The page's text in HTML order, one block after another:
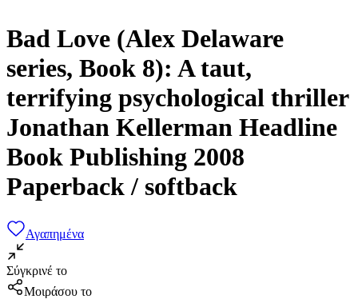
Bad Love (Alex Delaware
series, Book 8): A taut,
terrifying psychological thriller
Jonathan Kellerman Headline
Book Publishing 2008
Paperback / softback
Αγαπημένα
Σύγκρινέ το
Μοιράσου το